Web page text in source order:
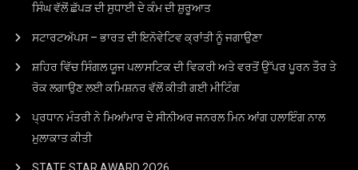
ਸਿੰਘ ਵੱਲੋਂ ਛੱਪੜ ਦੀ ਸੁਧਾਈ ਦੇ ਕੰਮ ਦੀ ਸ਼ੁਰੂਆਤ
ਸਟਾਰਟਅੱਪਸ – ਭਾਰਤ ਦੀ ਇਨੋਵੇਟਿਵ ਕ੍ਰਾਂਤੀ ਨੂੰ ਜਗਾਉਣਾ
ਸ਼ਹਿਰ ਵਿੱਚ ਸਿੰਗਲ ਯੂਜ ਪਲਾਸਟਿਕ ਦੀ ਵਿਕਰੀ ਅਤੇ ਵਰਤੋਂ ਉੱਪਰ ਪੂਰਨ ਤੌਰ ਤੇ
ਰੋਕ ਲਗਾਉਣ ਲਈ ਕਮਿਸ਼ਨਰ ਵੱਲੋਂ ਕੀਤੀ ਗਈ ਮੀਟਿੰਗ
ਪ੍ਰਧਾਨ ਮੰਤਰੀ ਨੇ ਮਿਆਂਮਾਰ ਦੇ ਸੀਨੀਅਰ ਜਨਰਲ ਮਿਨ ਆਂਗ ਹਲਾਇੰਗ ਨਾਲ
ਮੁਲਾਕਾਤ ਕੀਤੀ